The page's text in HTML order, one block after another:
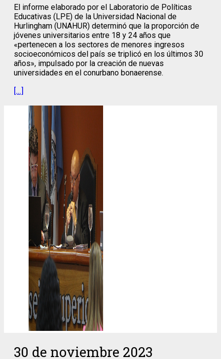
El informe elaborado por el Laboratorio de Políticas
Educativas (LPE) de la Universidad Nacional de
Hurlingham (UNAHUR) determinó que la proporción de
jóvenes universitarios entre 18 y 24 años que
«pertenecen a los sectores de menores ingresos
socioeconómicos del país se triplicó en los últimos 30
años», impulsado por la creación de nuevas
universidades en el conurbano bonaerense.
[…]
30 de noviembre 2023